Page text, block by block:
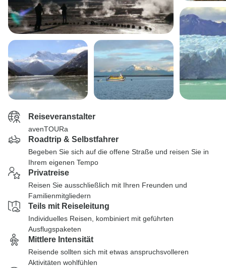
Reiseveranstalter
avenTOURa
Roadtrip & Selbstfahrer
Begeben Sie sich auf die offene Straße und reisen Sie in
Ihrem eigenen Tempo
Privatreise
Reisen Sie ausschließlich mit Ihren Freunden und
Familienmitgliedern
Teils mit Reiseleitung
Individuelles Reisen, kombiniert mit geführten
Ausflugspaketen
Mittlere Intensität
Reisende sollten sich mit etwas anspruchsvolleren
Aktivitäten wohlfühlen